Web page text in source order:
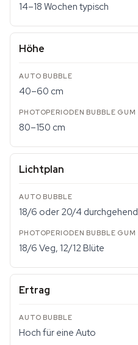
14–18 Wochen typisch
Höhe
40–60 cm
80–150 cm
Lichtplan
18/6 oder 20/4 durchgehend
18/6 Veg, 12/12 Blüte
Ertrag
Hoch für eine Auto